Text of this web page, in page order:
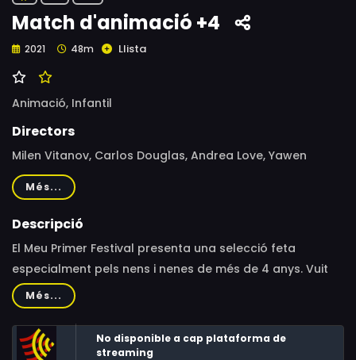
Match d'animació +4
2021 48m Llista
Animació, Infantil
Directors
Milen Vitanov, Carlos Douglas, Andrea Love, Yawen
Zheng, Julie Rembauville, Natalia Grofpel, Vera van
Wolferen
Més...
Descripció
El Meu Primer Festival presenta una selecció feta
especialment pels nens i nenes de més de 4 anys. Vuit
curtmetratges plens d’humor, aprenentatge i
sorprenents animacions. Entre ells trobareu "La Polzeta",
versió contemporància en stop motion del clàssic de
Hans Christian Andersen, "En Kiko i els animals" una
Més...
No disponible a cap plataforma de
streaming